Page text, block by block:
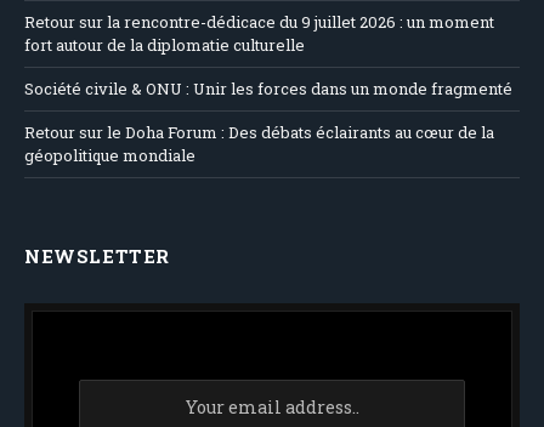
Retour sur la rencontre-dédicace du 9 juillet 2026 : un moment
fort autour de la diplomatie culturelle
Société civile & ONU : Unir les forces dans un monde fragmenté
Retour sur le Doha Forum : Des débats éclairants au cœur de la
géopolitique mondiale
NEWSLETTER